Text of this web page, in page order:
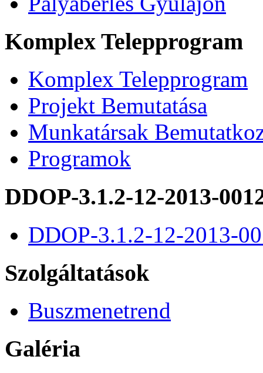
Komplex Telepprogram
Komplex Telepprogram
Projekt Bemutatása
Munkatársak
Programok
DDOP-3.1.2-12-2013-
DDOP-3.1.2-12-2013-
Szolgáltatások
Buszmenetrend
Galéria